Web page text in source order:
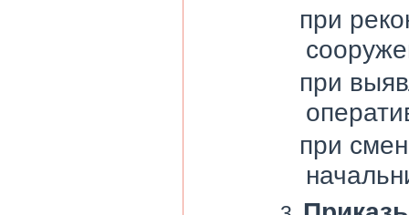
при
при
при